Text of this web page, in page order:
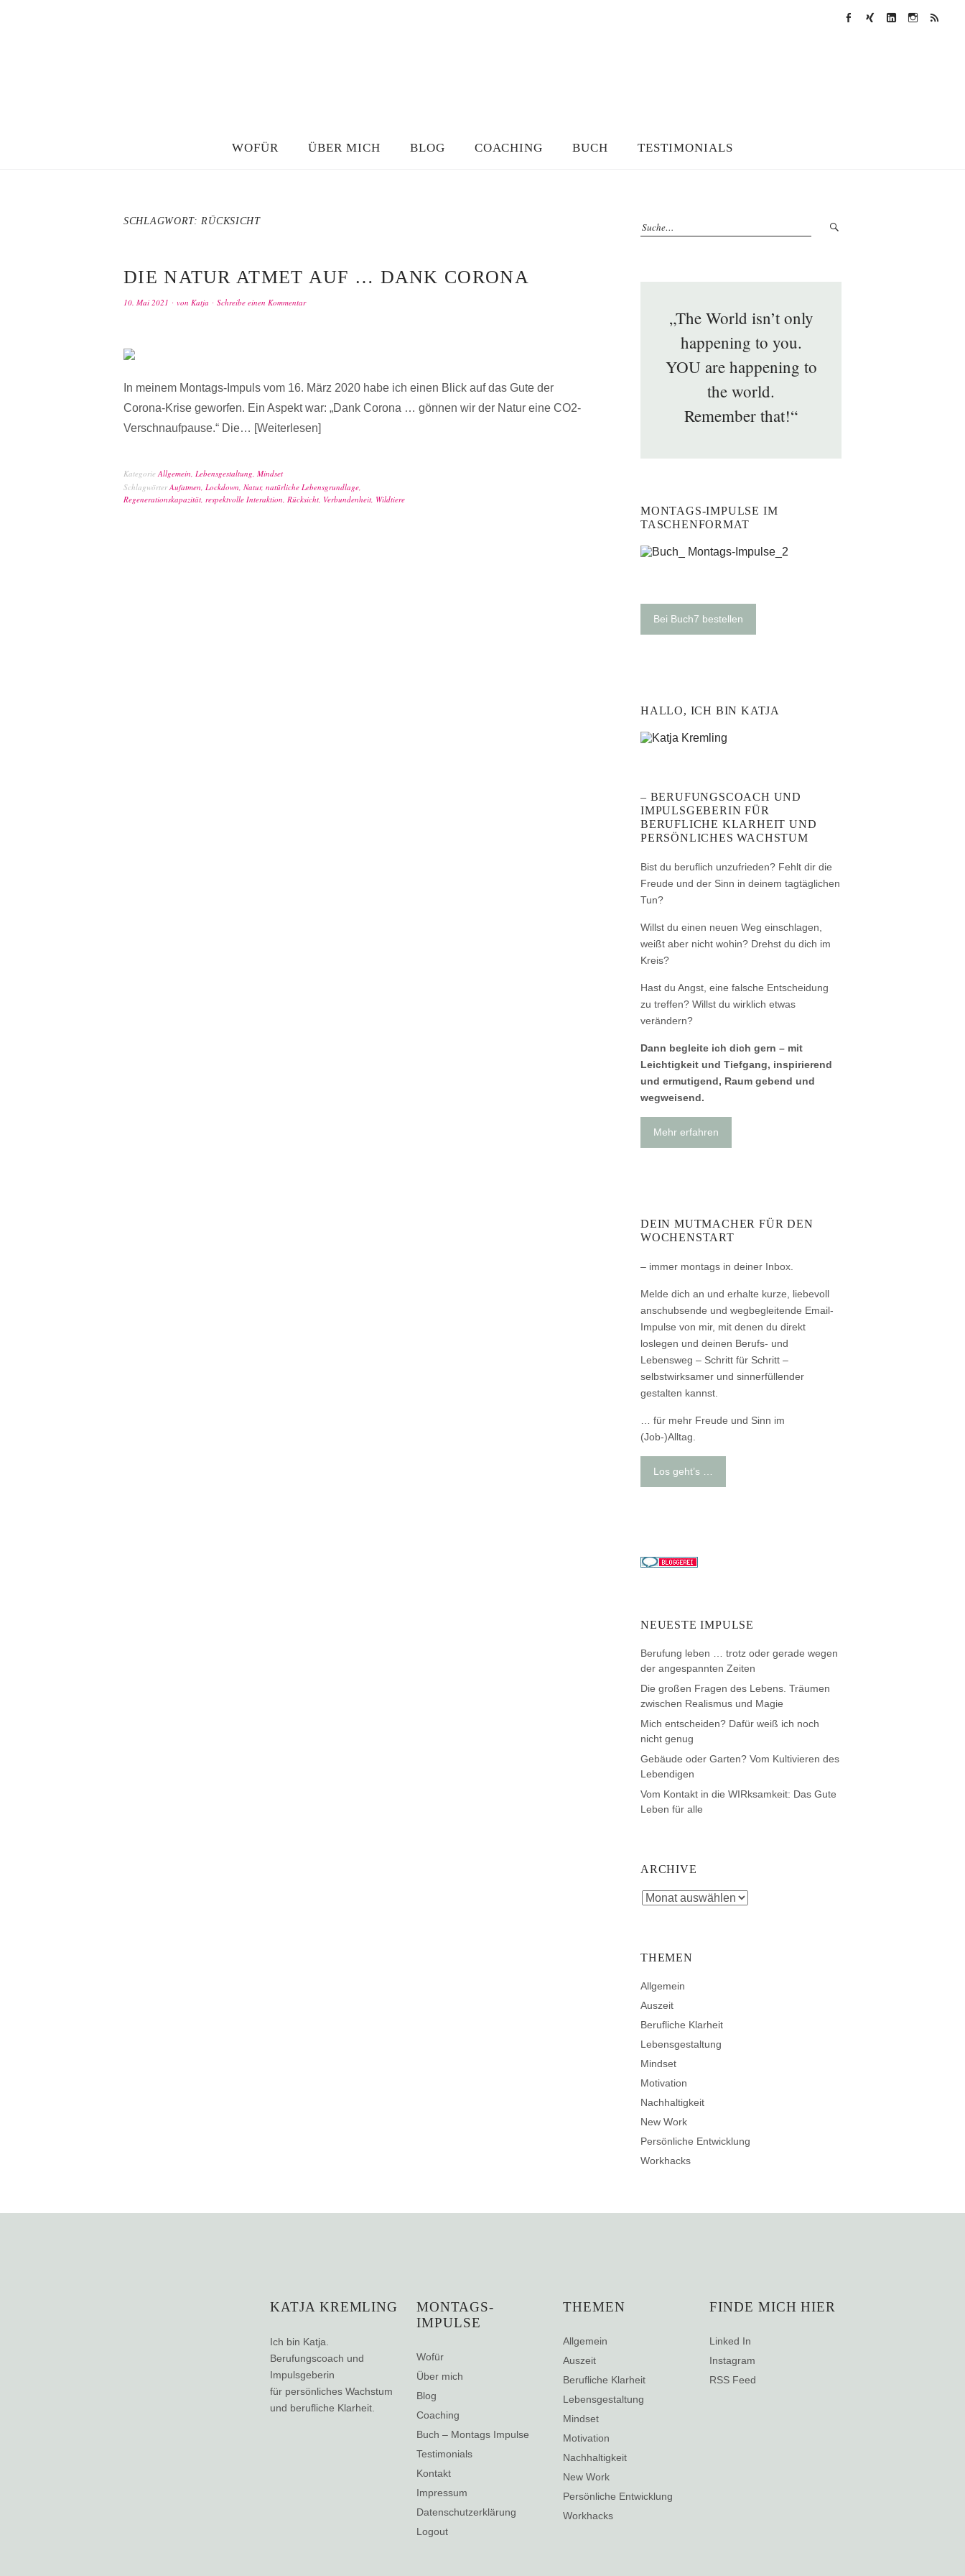
WOFÜR ÜBER MICH BLOG COACHING BUCH TESTIMONIALS
SCHLAGWORT:RÜCKSICHT
DIE NATUR ATMET AUF … DANK CORONA
10. Mai 2021 von Katja Schreibe einen Kommentar
In meinem Montags-Impuls vom 16. März 2020 habe ich einen Blick auf das Gute der
Corona-Krise geworfen. Ein Aspekt war: „Dank Corona … gönnen wir der Natur eine CO2-
Verschnaufpause.“ Die… Weiterlesen
KategorieAllgemein, Lebensgestaltung, Mindset
SchlagwörterAufatmen, Lockdown, Natur, natürliche Lebensgrundlage,
Regenerationskapazität, respektvolle Interaktion, Rücksicht, Verbundenheit, Wildtiere
„The World isn’t only
happening to you.
YOU are happening to
the world.
Remember that!“
MONTAGS-IMPULSE IM
TASCHENFORMAT
Bei Buch7 bestellen
HALLO, ICH BIN KATJA
– BERUFUNGSCOACH UND
IMPULSGEBERIN FÜR
BERUFLICHE KLARHEIT UND
PERSÖNLICHES WACHSTUM
Bist du beruflich unzufrieden? Fehlt dir die
Freude und der Sinn in deinem tagtäglichen
Tun?
Willst du einen neuen Weg einschlagen,
weißt aber nicht wohin? Drehst du dich im
Kreis?
Hast du Angst, eine falsche Entscheidung
zu treffen? Willst du wirklich etwas
verändern?
Dann begleite ich dich gern – mit
Leichtigkeit und Tiefgang, inspirierend
und ermutigend, Raum gebend und
wegweisend.
Mehr erfahren
DEIN MUTMACHER FÜR DEN
WOCHENSTART
– immer montags in deiner Inbox.
Melde dich an und erhalte kurze, liebevoll
anschubsende und wegbegleitende Email-
Impulse von mir, mit denen du direkt
loslegen und deinen Berufs- und
Lebensweg – Schritt für Schritt –
selbstwirksamer und sinnerfüllender
gestalten kannst.
… für mehr Freude und Sinn im
(Job-)Alltag.
Los geht’s …
NEUESTE IMPULSE
Berufung leben … trotz oder gerade wegen
der angespannten Zeiten
Die großen Fragen des Lebens. Träumen
zwischen Realismus und Magie
Mich entscheiden? Dafür weiß ich noch
nicht genug
Gebäude oder Garten? Vom Kultivieren des
Lebendigen
Vom Kontakt in die WIRksamkeit: Das Gute
Leben für alle
ARCHIVE
THEMEN
Allgemein
Auszeit
Berufliche Klarheit
Lebensgestaltung
Mindset
Motivation
Nachhaltigkeit
New Work
Persönliche Entwicklung
Workhacks
KATJA KREMLING
Ich bin Katja.
Berufungscoach und
Impulsgeberin
für persönliches Wachstum
und berufliche Klarheit.
MONTAGS-
IMPULSE
Wofür
Über mich
Blog
Coaching
Buch – Montags Impulse
Testimonials
Kontakt
Impressum
Datenschutzerklärung
Logout
THEMEN
Allgemein
Auszeit
Berufliche Klarheit
Lebensgestaltung
Mindset
Motivation
Nachhaltigkeit
New Work
Persönliche Entwicklung
Workhacks
FINDE MICH HIER
Linked In
Instagram
RSS Feed